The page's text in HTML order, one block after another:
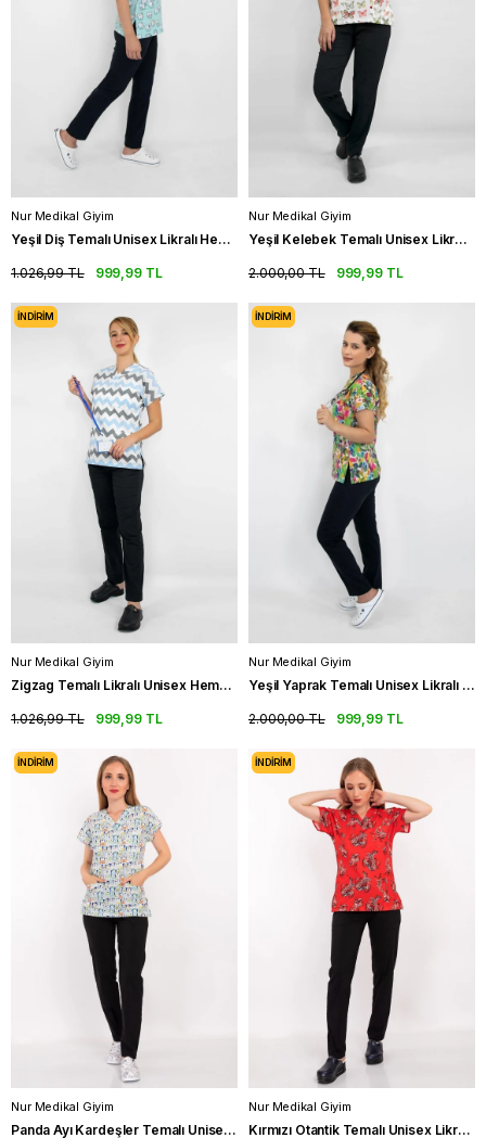
Nur Medikal Giyim
Yeşil Diş Temalı Unisex Likralı Hemşire Üniforması Takımı Scrubs
999,99 TL
1.026,99 TL
Nur Medikal Giyim
Yeşil Kelebek Temalı Unisex Likralı Hemşire Üniforması Takımı Scrubs
999,99 TL
2.000,00 TL
Nur Medikal Giyim
Zigzag Temalı Likralı Unisex Hemşire Üniforması Takımı Doktor Scrubs
999,99 TL
1.026,99 TL
İNDIRIM
Nur Medikal Giyim
Yeşil Yaprak Temalı Unisex Likralı Hemşire Forma Takımı Doktor Scrubs
999,99 TL
2.000,00 TL
İNDIRIM
Nur Medikal Giyim
Panda Ayı Kardeşler Temalı Unisex Likralı Hemşire Forma Takımı Scrubs
İNDIRIM
Nur Medikal Giyim
Kırmızı Otantik Temalı Unisex Likralı Hemşire Üniforma Takımı Scrubs
İNDIRIM